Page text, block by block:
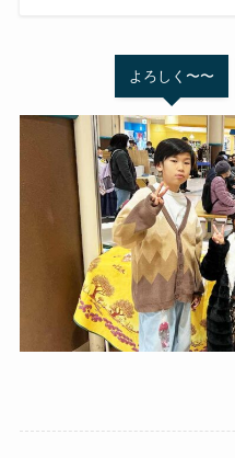
よろしく〜〜